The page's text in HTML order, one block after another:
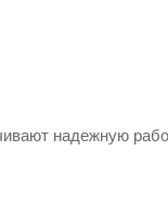
надежную